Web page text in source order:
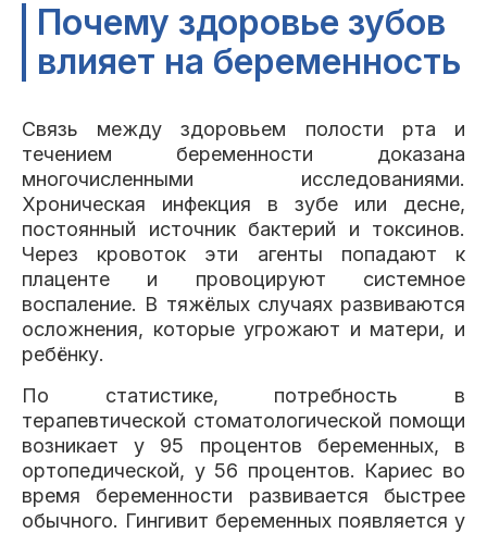
Почему здоровье зубов
влияет на беременность
Связь между здоровьем полости рта и
течением беременности доказана
многочисленными исследованиями.
Хроническая инфекция в зубе или десне,
постоянный источник бактерий и токсинов.
Через кровоток эти агенты попадают к
плаценте и провоцируют системное
воспаление. В тяжёлых случаях развиваются
осложнения, которые угрожают и матери, и
ребёнку.
По статистике, потребность в
терапевтической стоматологической помощи
возникает у 95 процентов беременных, в
ортопедической, у 56 процентов. Кариес во
время беременности развивается быстрее
обычного. Гингивит беременных появляется у